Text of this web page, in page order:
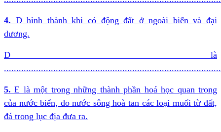
4. D hình thành khi có động đất ở ngoài biển và đại
dương.
D là
5. E là một trong những thành phần hoá học quan trọng
của nước biển, do nước sông hoà tan các loại muối từ đất,
đá trong lục địa đưa ra.